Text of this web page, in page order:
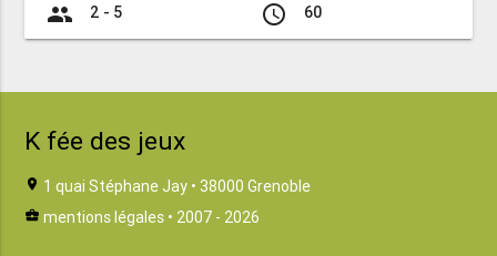
group 2 - 5 access_time 60
K fée des jeux
location_on 1 quai Stéphane Jay • 38000 Grenoble
business_center mentions légales • 2007 - 2026